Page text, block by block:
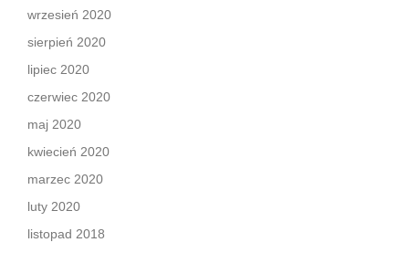
wrzesień 2020
sierpień 2020
lipiec 2020
czerwiec 2020
maj 2020
kwiecień 2020
marzec 2020
luty 2020
listopad 2018